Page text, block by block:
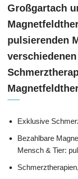
Großgartach
pulsierenden
Exklusive
Bezahlbare
Mensch & Tier: